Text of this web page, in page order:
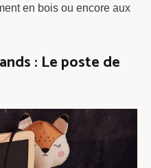
en bois ou encore aux
: Le poste de